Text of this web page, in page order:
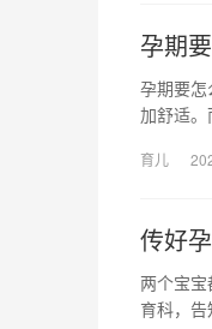
孕期
孕期要
加舒适
育儿
传好
两个宝
育科，